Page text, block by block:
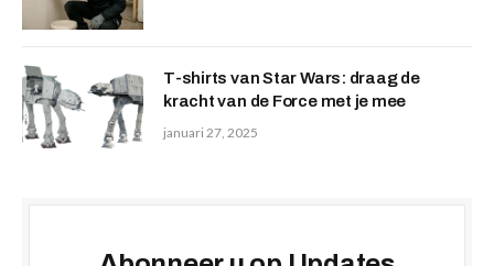
T-shirts van Star Wars: draag de
kracht van de Force met je mee
januari 27, 2025